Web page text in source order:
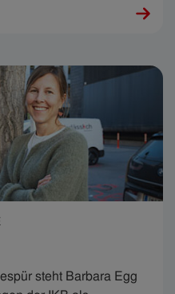
miterlebt
steht Barbara Egg